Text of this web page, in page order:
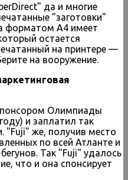
да и многие
"заготовки"
форматом А4 имеет
остается
на принтере —
на вооружение.
Олимпиады
и заплатил так
"Fuji" же, получив место
по всей Атланте и
Так "Fuji" удалось
что и она спонсирует